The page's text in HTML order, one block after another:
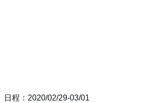
日程：2020/02/29-03/01